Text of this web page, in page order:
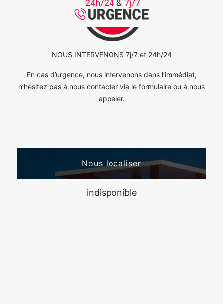
NOUS INTERVENONS 7j/7 et 24h/24
En cas d’urgence, nous intervenons dans l’immédiat,
n’hésitez pas à nous contacter via le formulaire ou à nous
appeler.
Nous localiser
indisponible